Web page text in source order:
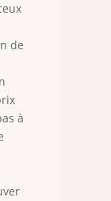
de
à